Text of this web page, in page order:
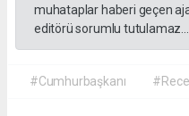
muhataplar haberi geçen
editörü sorumlu tutulamaz...
#Cumhurbaşkanı